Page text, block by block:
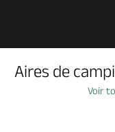
À voir, à faire
Aires de
Voir